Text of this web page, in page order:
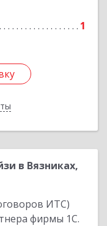
1
в Вязниках,
ИТС)
фирмы 1С.